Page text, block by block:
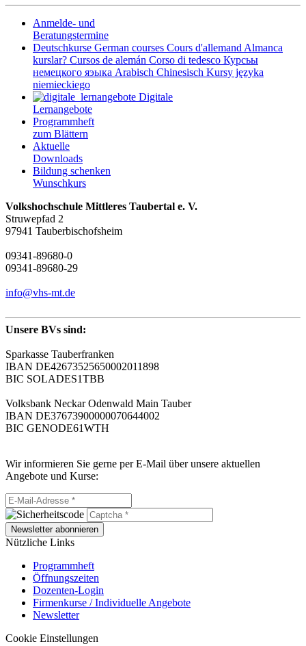
Anmelde- und
Beratungstermine
Deutschkurse German courses Cours d'allemandAlmanca
kurslar? Cursos de alemán Corso di tedesco Курсьы
немецкого яэыка Arabisch Chinesisch Kursy języka
niemieckiego
Digitale
Lernangebote
Programmheft
zum Blättern
Aktuelle
Downloads
Bildung schenken
Wunschkurs
Volkshochschule Mittleres Taubertal e. V.
Struwepfad 2
97941 Tauberbischofsheim
09341-89680-0
09341-89680-29
info@vhs-mt.de
Unsere BVs sind:
Sparkasse Tauberfranken
IBAN DE42673525650002011898
BIC SOLADES1TBB
Volksbank Neckar Odenwald Main Tauber
IBAN DE37673900000070644002
BIC GENODE61WTH
Wir informieren Sie gerne per E-Mail über unsere aktuellen
Angebote und Kurse:
Newsletter abonnieren
Nützliche Links
Programmheft
Öffnungszeiten
Dozenten-Login
Firmenkurse / Individuelle Angebote
Newsletter
Cookie Einstellungen